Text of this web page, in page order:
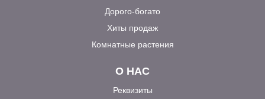
Дорого-богато
Хиты продаж
Комнатные растения
О НАС
Реквизиты